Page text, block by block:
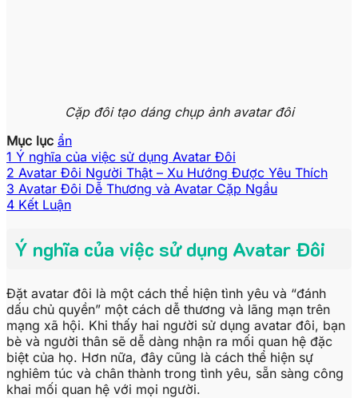
Cặp đôi tạo dáng chụp ảnh avatar đôi
Mục lục ẩn
1 Ý nghĩa của việc sử dụng Avatar Đôi
2 Avatar Đôi Người Thật – Xu Hướng Được Yêu Thích
3 Avatar Đôi Dễ Thương và Avatar Cặp Ngầu
4 Kết Luận
Ý nghĩa của việc sử dụng Avatar Đôi
Đặt avatar đôi là một cách thể hiện tình yêu và “đánh
dấu chủ quyền” một cách dễ thương và lãng mạn trên
mạng xã hội. Khi thấy hai người sử dụng avatar đôi, bạn
bè và người thân sẽ dễ dàng nhận ra mối quan hệ đặc
biệt của họ. Hơn nữa, đây cũng là cách thể hiện sự
nghiêm túc và chân thành trong tình yêu, sẵn sàng công
khai mối quan hệ với mọi người.